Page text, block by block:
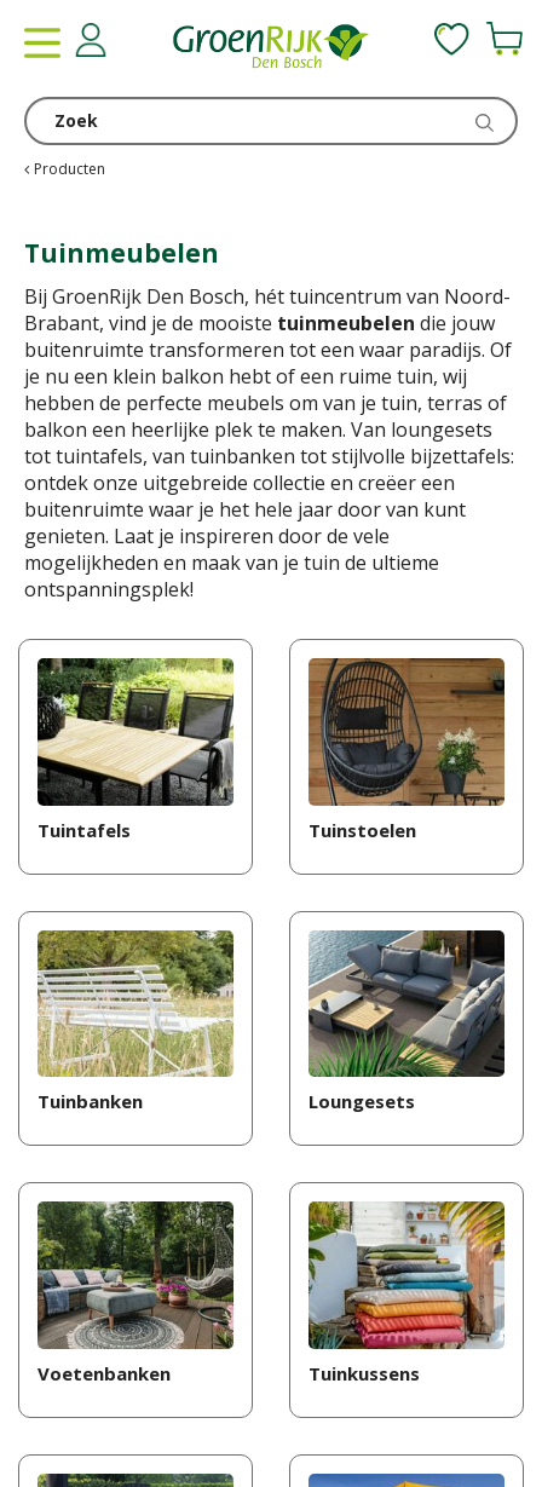
Producten
Tuinmeubelen
Bij GroenRijk Den Bosch, hét tuincentrum van Noord-
Brabant, vind je de mooiste tuinmeubelen die jouw
buitenruimte transformeren tot een waar paradijs. Of
je nu een klein balkon hebt of een ruime tuin, wij
hebben de perfecte meubels om van je tuin, terras of
balkon een heerlijke plek te maken. Van loungesets
tot tuintafels, van tuinbanken tot stijlvolle bijzettafels:
ontdek onze uitgebreide collectie en creëer een
buitenruimte waar je het hele jaar door van kunt
genieten. Laat je inspireren door de vele
mogelijkheden en maak van je tuin de ultieme
ontspanningsplek!
Tuintafels Tuinstoelen
Tuinbanken Loungesets
Voetenbanken Tuinkussens